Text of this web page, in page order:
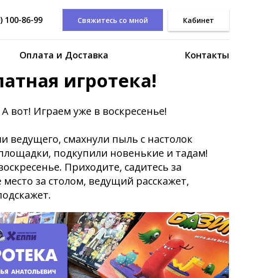
100-86-99 Свяжитесь со мной Кабинет
Оплата и Доставка Контакты
игротека!
вот! Играем уже в воскресенье!
ведущего, смахнули пыль с настолок
подкупили новенькие и тадам!
Приходите, садитесь за
место за столом, ведущий расскажет,